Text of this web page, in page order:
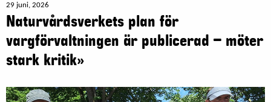
29 juni, 2026
Naturvårdsverkets plan för
vargförvaltningen är publicerad – möter
stark kritik»